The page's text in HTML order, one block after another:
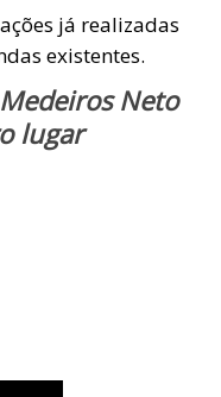
já realizadas
existentes.
Neto
lugar